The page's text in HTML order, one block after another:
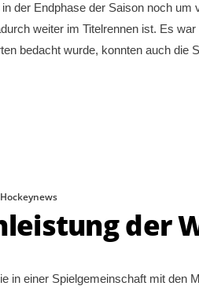
der Endphase der Saison noch
weiter im Titelrennen ist. Es
bedacht wurde, konnten auch
Hockeynews
der
in einer Spielgemeinschaft mit den